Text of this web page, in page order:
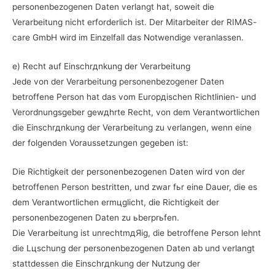
personenbezogenen Daten verlangt hat, soweit die
Verarbeitung nicht erforderlich ist. Der Mitarbeiter der RIMAS-
care GmbH wird im Einzelfall das Notwendige veranlassen.
e) Recht auf Einschrдnkung der Verarbeitung
Jede von der Verarbeitung personenbezogener Daten
betroffene Person hat das vom Europдischen Richtlinien- und
Verordnungsgeber gewдhrte Recht, von dem Verantwortlichen
die Einschrдnkung der Verarbeitung zu verlangen, wenn eine
der folgenden Voraussetzungen gegeben ist:
Die Richtigkeit der personenbezogenen Daten wird von der
betroffenen Person bestritten, und zwar fьr eine Dauer, die es
dem Verantwortlichen ermцglicht, die Richtigkeit der
personenbezogenen Daten zu ьberprьfen.
Die Verarbeitung ist unrechtmдЯig, die betroffene Person lehnt
die Lцschung der personenbezogenen Daten ab und verlangt
stattdessen die Einschrдnkung der Nutzung der